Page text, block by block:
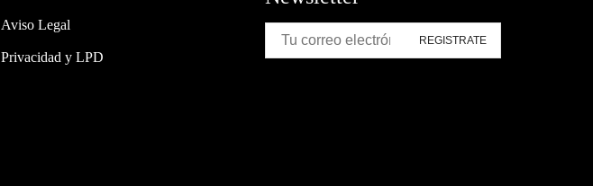
Aviso Legal
Privacidad y LPD